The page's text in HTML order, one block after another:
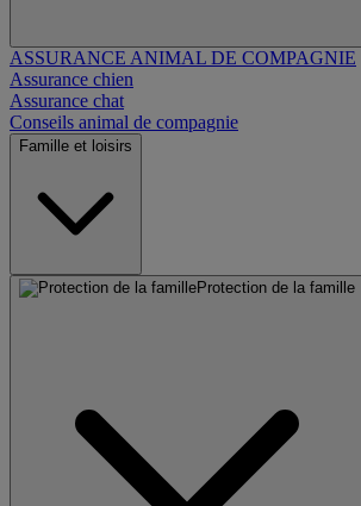
ASSURANCE ANIMAL DE COMPAGNIE
Assurance chien
Assurance chat
Conseils animal de compagnie
Famille et loisirs
Protection de la famille